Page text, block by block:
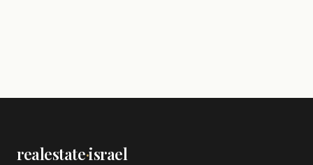
realestate·israel